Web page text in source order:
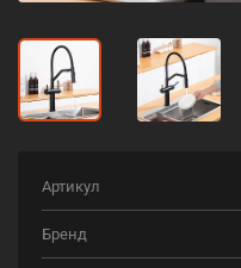
Артикул
Бренд